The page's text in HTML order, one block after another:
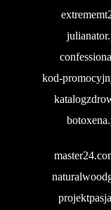
kod-